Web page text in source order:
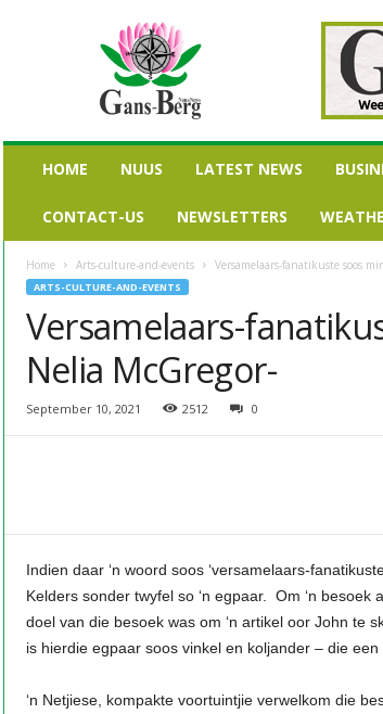
HOME NUUS LATEST NEWS
CONTACT-US NEWSLETTERS
Home Arts-culture-and-events Versamelaars-fanatikuste soos
ARTS-CULTURE-AND-EVENTS
Versamelaars-
Nelia McGregor-
September 10, 2021 2512 0
Indien daar ‘n woord soos ‘versamelaars-
Kelders sonder twyfel so ‘n egpaar. Om ‘n
doel van die besoek was om ‘n artikel oor John te
is hierdie egpaar soos vinkel en koljander – die een
‘n Netjiese, kompakte voortuintjie verwelkom die